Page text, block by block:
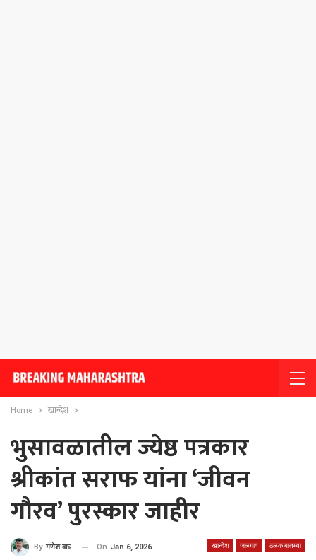
Home खान्देश
भुसावळातील ज्येष्ठ पत्रकार
श्रीकांत सराफ यांना ‘जीवन
गौरव’ पुरस्कार जाहीर
खान्देश जळगाव ठळक बातम्या
By गणेश वाघ On Jan 6, 2026